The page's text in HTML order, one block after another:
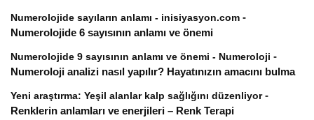
Numerolojide sayıların anlamı - inisiyasyon.com -
Numerolojide 6 sayısının anlamı ve önemi
Numerolojide 9 sayısının anlamı ve önemi - Numeroloji -
Numeroloji analizi nasıl yapılır? Hayatınızın amacını bulma
Yeni araştırma: Yeşil alanlar kalp sağlığını düzenliyor-
Renklerin anlamları ve enerjileri – Renk Terapi